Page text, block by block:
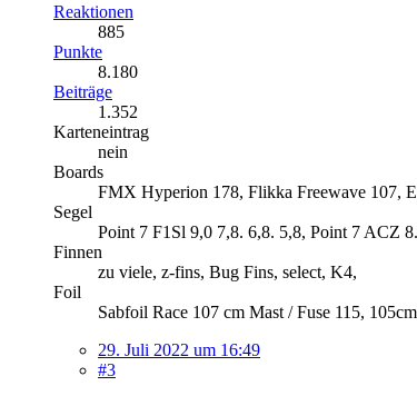
Reaktionen
885
Punkte
8.180
Beiträge
1.352
Karteneintrag
nein
Boards
FMX Hyperion 178, Flikka Freewave 107,
Segel
Point 7 F1Sl 9,0 7,8. 6,8. 5,8, Point 7 ACZ
Finnen
zu viele, z-fins, Bug Fins, select, K4,
Foil
Sabfoil Race 107 cm Mast / Fuse 115,
29. Juli 2022 um 16:49
#3